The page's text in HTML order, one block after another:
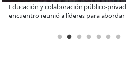
Claves para comprar electrodomésticos